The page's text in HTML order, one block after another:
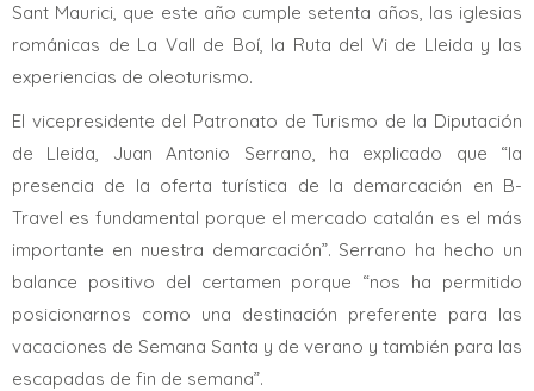
Sant Maurici, que este año cumple setenta años, las iglesias
románicas de La Vall de Boí, la Ruta del Vi de Lleida y las
experiencias de oleoturismo.
El vicepresidente del Patronato de Turismo de la Diputación
de Lleida, Juan Antonio Serrano, ha explicado que “la
presencia de la oferta turística de la demarcación en B-
Travel es fundamental porque el mercado catalán es el más
importante en nuestra demarcación”. Serrano ha hecho un
balance positivo del certamen porque “nos ha permitido
posicionarnos como una destinación preferente para las
vacaciones de Semana Santa y de verano y también para las
escapadas de fin de semana”.